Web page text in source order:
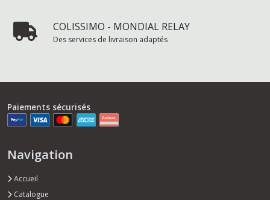
COLISSIMO - MONDIAL RELAY
Des services de livraison adaptés
Paiements sécurisés
Navigation
Accueil
Catalogue